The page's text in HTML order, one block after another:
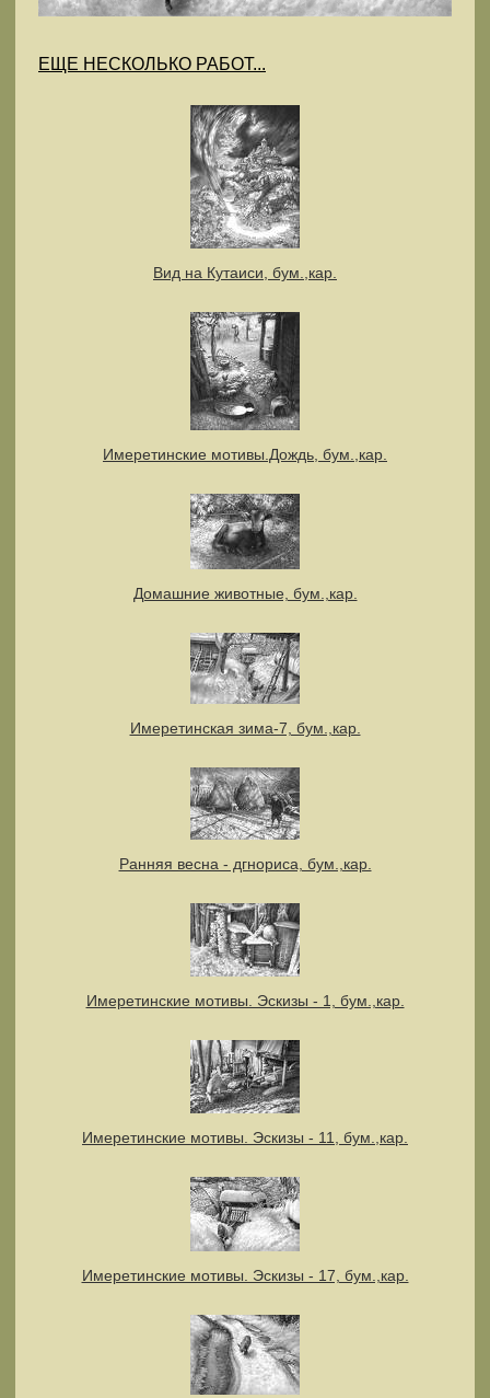
ЕЩЕ НЕСКОЛЬКО РАБОТ...
Вид на Кутаиси, бум.,кар.
Имеретинские мотивы.Дождь, бум.,кар.
Домашние животные, бум.,кар.
Имеретинская зима-7, бум.,кар.
Ранняя весна - дгнориса, бум.,кар.
Имеретинские мотивы. Эскизы - 1, бум.,кар.
Имеретинские мотивы. Эскизы - 11, бум.,кар.
Имеретинские мотивы. Эскизы - 17, бум.,кар.